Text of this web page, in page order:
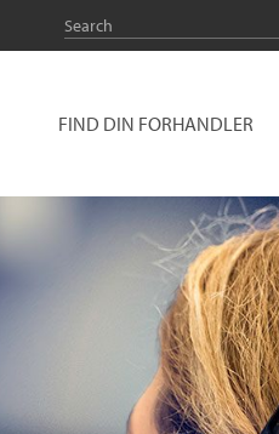
FIND DIN FORHANDLER